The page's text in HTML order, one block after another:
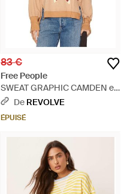
83 €
Free People
SWEAT GRAPHIC CAMDEN en
Rose - Bleu
De REVOLVE
ÉPUISÉ